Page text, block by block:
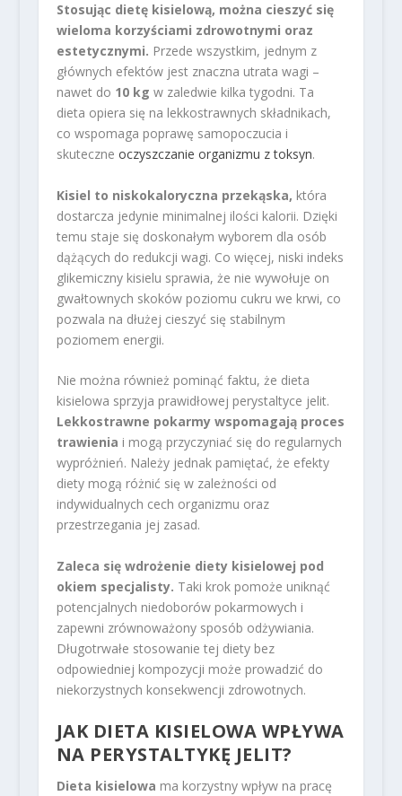
Stosując dietę kisielową, można cieszyć się
wieloma korzyściami zdrowotnymi oraz
estetycznymi. Przede wszystkim, jednym z
głównych efektów jest znaczna utrata wagi –
nawet do 10 kg w zaledwie kilka tygodni. Ta
dieta opiera się na lekkostrawnych składnikach,
co wspomaga poprawę samopoczucia i
skuteczne oczyszczanie organizmu z toksyn.
Kisiel to niskokaloryczna przekąska, która
dostarcza jedynie minimalnej ilości kalorii. Dzięki
temu staje się doskonałym wyborem dla osób
dążących do redukcji wagi. Co więcej, niski indeks
glikemiczny kisielu sprawia, że nie wywołuje on
gwałtownych skoków poziomu cukru we krwi, co
pozwala na dłużej cieszyć się stabilnym
poziomem energii.
Nie można również pominąć faktu, że dieta
kisielowa sprzyja prawidłowej perystaltyce jelit.
Lekkostrawne pokarmy wspomagają proces
trawienia i mogą przyczyniać się do regularnych
wypróżnień. Należy jednak pamiętać, że efekty
diety mogą różnić się w zależności od
indywidualnych cech organizmu oraz
przestrzegania jej zasad.
Zaleca się wdrożenie diety kisielowej pod
okiem specjalisty. Taki krok pomoże uniknąć
potencjalnych niedoborów pokarmowych i
zapewni zrównoważony sposób odżywiania.
Długotrwałe stosowanie tej diety bez
odpowiedniej kompozycji może prowadzić do
niekorzystnych konsekwencji zdrowotnych.
JAK DIETA KISIELOWA WPŁYWA
NA PERYSTALTYKĘ JELIT?
Dieta kisielowa ma korzystny wpływ na pracę